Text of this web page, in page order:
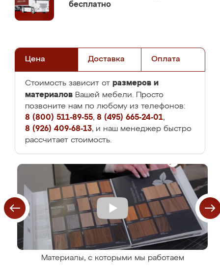
бесплатно
Цена Доставка Оплата
Стоимость зависит от размеров и
материалов Вашей мебели. Просто
позвоните нам по любому из телефонов:
8 (800) 511-89-55, 8 (495) 665-24-01,
8 (926) 409-68-13, и наш менеджер быстро
рассчитает стоимость.
Материалы, с которыми мы работаем